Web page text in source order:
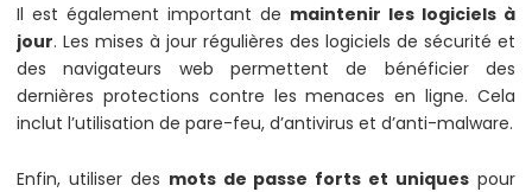
Il est également important de maintenir les logiciels à
jour. Les mises à jour régulières des logiciels de sécurité et
des navigateurs web permettent de bénéficier des
dernières protections contre les menaces en ligne. Cela
inclut l’utilisation de pare-feu, d’antivirus et d’anti-malware.
Enfin, utiliser des mots de passe forts et uniques pour